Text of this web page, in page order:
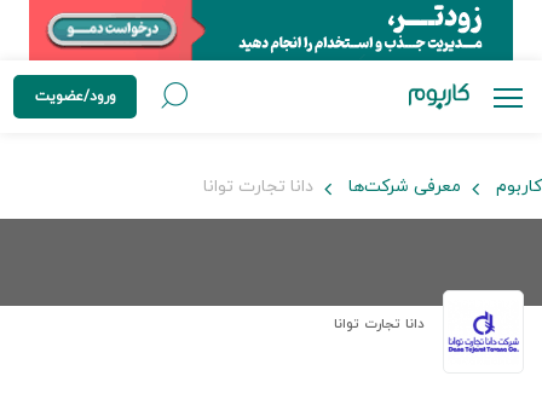
ورود/عضویت
کاربوم معرفی شرکت‌ها دانا تجارت توانا
دانا تجارت توانا